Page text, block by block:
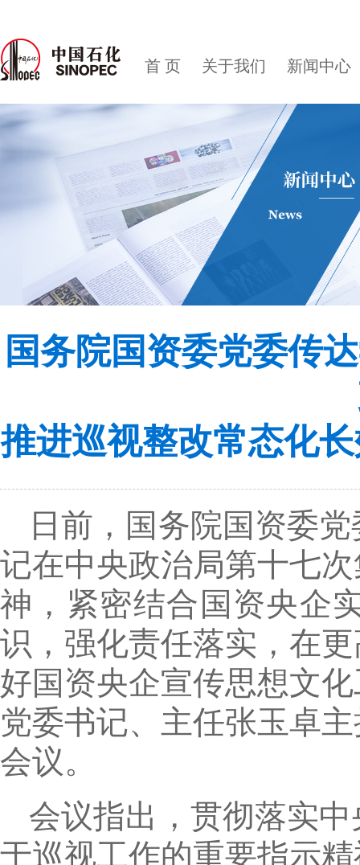
首 页 关于我们 新闻中心
国务院国资委党委传
推进巡视整改常态化
日前，国务院国资委
记在中央政治局第十七
神，紧密结合国资央企
识，强化责任落实，在
好国资央企宣传思想文
党委书记、主任张玉卓
会议。
会议指出，贯彻落实
于巡视工作的重要指示